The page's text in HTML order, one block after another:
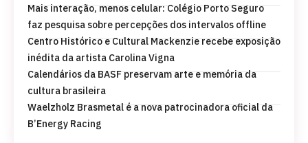
Mais interação, menos celular: Colégio Porto Seguro
faz pesquisa sobre percepções dos intervalos offline
Centro Histórico e Cultural Mackenzie recebe exposição
inédita da artista Carolina Vigna
Calendários da BASF preservam arte e memória da
cultura brasileira
Waelzholz Brasmetal é a nova patrocinadora oficial da
B’Energy Racing